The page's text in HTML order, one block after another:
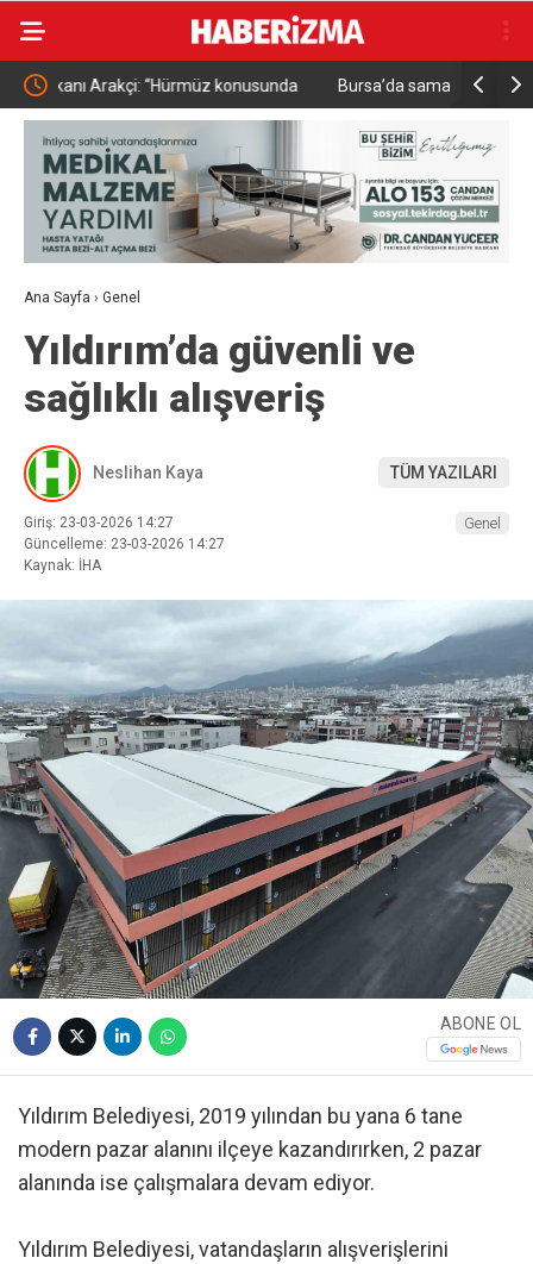
Bursa’da samanlık alevlere teslim oldu Down
Ana Sayfa › Genel
Yıldırım’da güvenli ve
sağlıklı alışveriş
Neslihan Kaya TÜM YAZILARI
Giriş: 23-03-2026 14:27
Güncelleme: 23-03-2026 14:27
Kaynak: İHA
Genel
ABONE OL
Yıldırım Belediyesi, 2019 yılından bu yana 6 tane
modern pazar alanını ilçeye kazandırırken, 2 pazar
alanında ise çalışmalara devam ediyor.
Yıldırım Belediyesi, vatandaşların alışverişlerini